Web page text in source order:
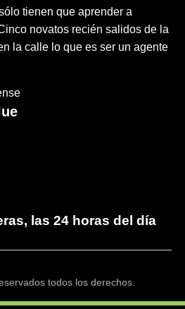
tienen que aprender a
novatos recién salidos de la
la calle lo que es ser un agente
las 24 horas del día
todos los derechos.